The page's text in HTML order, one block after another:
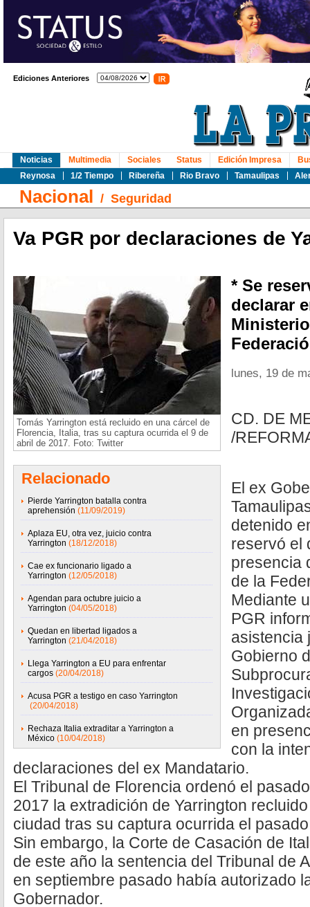
Ediciones Anteriores
Noticias
Reynosa
1/2 Tiempo Ribereña Rio Bravo Tamaulipas
Multimedia Sociales Status Edición Impresa
Nacional / Seguridad
Va PGR por declaraciones de
Tomás Yarrington está recluido en una cárcel de
Florencia, Italia, tras su captura ocurrida el 9 de
abril de 2017. Foto: Twitter
Relacionado
Pierde Yarrington batalla contra
aprehensión (11/09/2019)
Aplaza EU, otra vez, juicio contra
Yarrington (18/12/2018)
Cae ex funcionario ligado a
Yarrington (12/05/2018)
Agendan para octubre juicio a
Yarrington (04/05/2018)
Quedan en libertad ligados a
Yarrington (21/04/2018)
Llega Yarrington a EU para enfrentar
cargos (20/04/2018)
Acusa PGR a testigo en caso Yarrington
(20/04/2018)
Rechaza Italia extraditar a Yarrington a
México (10/04/2018)
* Se
declarar
lunes, 19 de
CD. DE
/
El ex
detenido
reservó el
presencia
de la
Mediante
PGR
asistencia
Gobierno
en
con la
declaraciones del ex Mandatario.
El Tribunal de Florencia ordenó el
2017 la extradición de Yarrington
ciudad tras su captura ocurrida el
Sin embargo, la Corte de Casación de
de este año la sentencia del Tribunal de
en septiembre pasado había autorizado
Gobernador.